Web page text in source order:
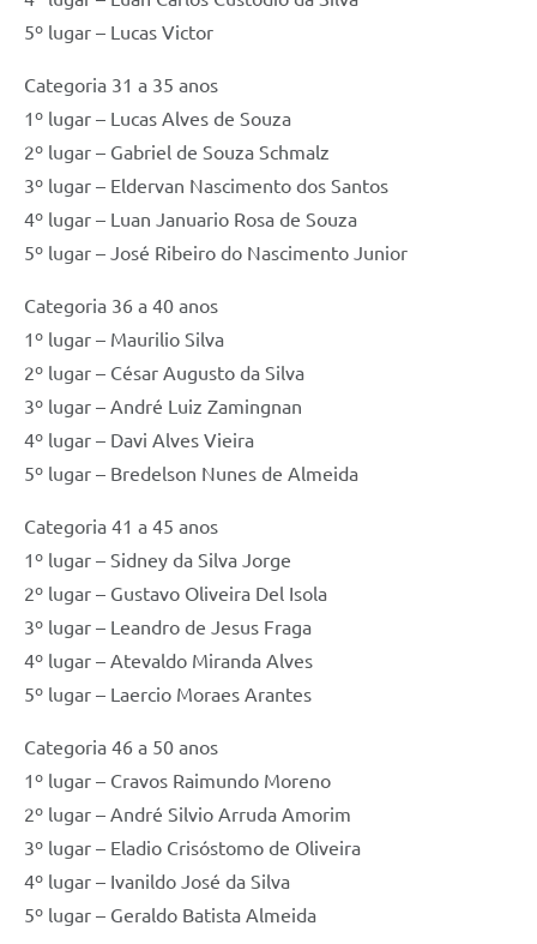
5º lugar – Lucas Victor
Categoria 31 a 35 anos
1º lugar – Lucas Alves de Souza
2º lugar – Gabriel de Souza Schmalz
3º lugar – Eldervan Nascimento dos Santos
4º lugar – Luan Januario Rosa de Souza
5º lugar – José Ribeiro do Nascimento Junior
Categoria 36 a 40 anos
1º lugar – Maurilio Silva
2º lugar – César Augusto da Silva
3º lugar – André Luiz Zamingnan
4º lugar – Davi Alves Vieira
5º lugar – Bredelson Nunes de Almeida
Categoria 41 a 45 anos
1º lugar – Sidney da Silva Jorge
2º lugar – Gustavo Oliveira Del Isola
3º lugar – Leandro de Jesus Fraga
4º lugar – Atevaldo Miranda Alves
5º lugar – Laercio Moraes Arantes
Categoria 46 a 50 anos
1º lugar – Cravos Raimundo Moreno
2º lugar – André Silvio Arruda Amorim
3º lugar – Eladio Crisóstomo de Oliveira
4º lugar – Ivanildo José da Silva
5º lugar – Geraldo Batista Almeida